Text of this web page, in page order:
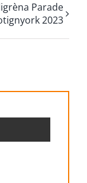
Parade
2023